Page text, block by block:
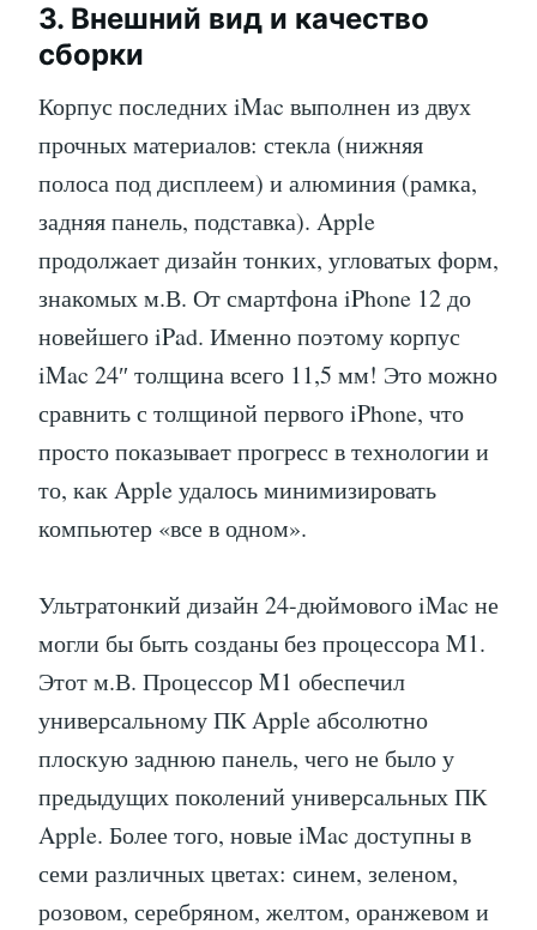
3. Внешний вид и качество
сборки
Корпус последних iMac выполнен из двух
прочных материалов: стекла (нижняя
полоса под дисплеем) и алюминия (рамка,
задняя панель, подставка). Apple
продолжает дизайн тонких, угловатых форм,
знакомых м.В. От смартфона iPhone 12 до
новейшего iPad. Именно поэтому корпус
iMac 24″ толщина всего 11,5 мм! Это можно
сравнить с толщиной первого iPhone, что
просто показывает прогресс в технологии и
то, как Apple удалось минимизировать
компьютер «все в одном».
Ультратонкий дизайн 24-дюймового iMac не
могли бы быть созданы без процессора M1.
Этот м.В. Процессор M1 обеспечил
универсальному ПК Apple абсолютно
плоскую заднюю панель, чего не было у
предыдущих поколений универсальных ПК
Apple. Более того, новые iMac доступны в
семи различных цветах: синем, зеленом,
розовом, серебряном, желтом, оранжевом и